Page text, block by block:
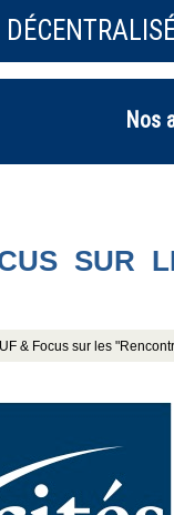
Nos
SUR
& Focus sur les